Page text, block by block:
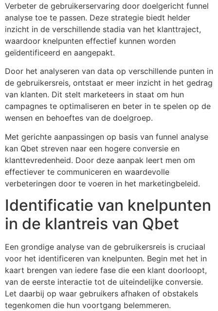
Verbeter de gebruikerservaring door doelgericht funnel
analyse toe te passen. Deze strategie biedt helder
inzicht in de verschillende stadia van het klanttraject,
waardoor knelpunten effectief kunnen worden
geïdentificeerd en aangepakt.
Door het analyseren van data op verschillende punten in
de gebruikersreis, ontstaat er meer inzicht in het gedrag
van klanten. Dit stelt marketeers in staat om hun
campagnes te optimaliseren en beter in te spelen op de
wensen en behoeftes van de doelgroep.
Met gerichte aanpassingen op basis van funnel analyse
kan Qbet streven naar een hogere conversie en
klanttevredenheid. Door deze aanpak leert men om
effectiever te communiceren en waardevolle
verbeteringen door te voeren in het marketingbeleid.
Identificatie van knelpunten
in de klantreis van Qbet
Een grondige analyse van de gebruikersreis is cruciaal
voor het identificeren van knelpunten. Begin met het in
kaart brengen van iedere fase die een klant doorloopt,
van de eerste interactie tot de uiteindelijke conversie.
Let daarbij op waar gebruikers afhaken of obstakels
tegenkomen die hun voortgang belemmeren.